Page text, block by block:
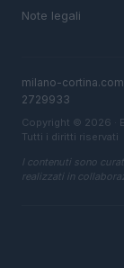
Note legali
milano-
2729933
Copyright © 2026 ·
Tutti i diritti riservati
I contenuti sono
realizzati in